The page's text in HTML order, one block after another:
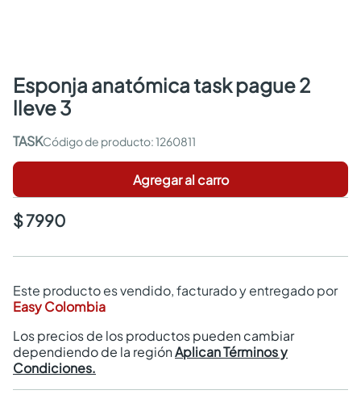
esponja anatómica task pague 2
lleve 3
TASK :1260811
Agregar al carro
$ 7990
Este producto es vendido, facturado y entregado por
Easy Colombia
Los precios de los productos pueden cambiar
dependiendo de la regiónAplican Términos y
Condiciones.